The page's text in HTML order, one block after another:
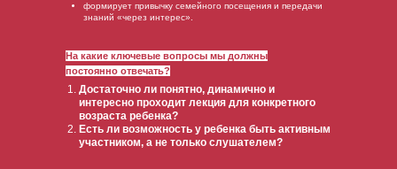
формирует привычку семейного посещения и передачи
знаний «через интерес».
Достаточно ли понятно, динамично и
интересно проходит лекция для конкретного
возраста ребенка?
Есть ли возможность у ребенка быть активным
участником, а не только слушателем?
На какие ключевые вопросы мы должны
постоянно отвечать?